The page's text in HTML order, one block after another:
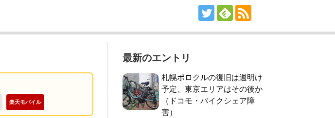
楽天モバイル
最新のエントリ
札幌ポロクルの復旧は週明け
予定、東京エリアはその後か
（ドコモ・バイクシェア障
害）